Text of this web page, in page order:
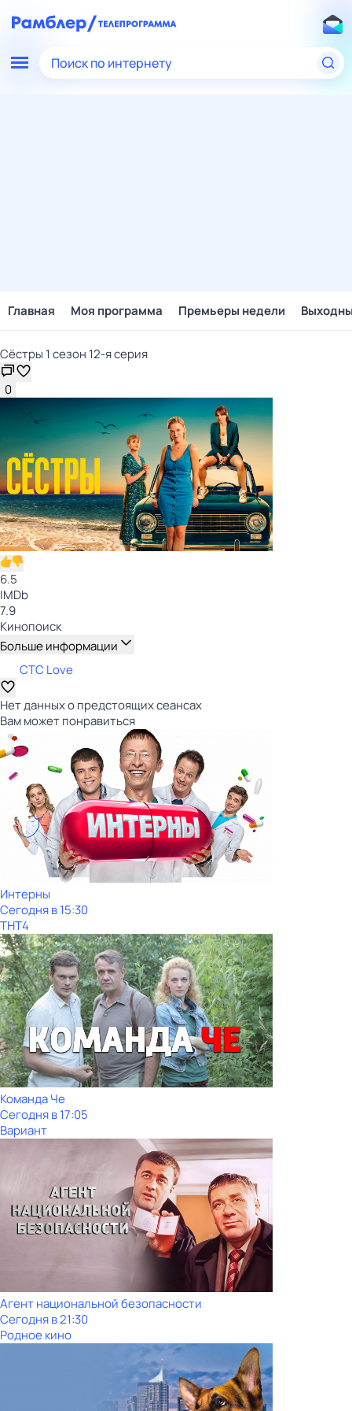
Поиск по интернету
Главная Моя программа Премьеры недели
Сёстры 1 сезон 12-я серия
0
6.5
IMDb
7.9
Кинопоиск
Больше информации
СТС Love
Нет данных о предстоящих сеансах
Вам может понравиться
Интерны
Сегодня в 15:30
ТНТ4
Команда Че
Сегодня в 17:05
Вариант
Агент национальной безопасности
Сегодня в 21:30
Родное кино